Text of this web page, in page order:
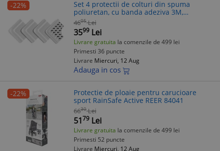
-22%
Set 4 protectii de colturi din spuma
poliuretan, cu banda adeziva 3M,
rezistenta la muscaturi, albe, Reer 82030
4605 Lei
3599 Lei
Livrare gratuita la comenzile de 499 lei
Primesti 36 puncte
Livrare Miercuri, 12 Aug
Adauga in cos
-22%
Protectie de ploaie pentru carucioare
sport RainSafe Active REER 84041
6630 Lei
5179 Lei
Livrare gratuita la comenzile de 499 lei
Primesti 52 puncte
Livrare Miercuri, 12 Aug